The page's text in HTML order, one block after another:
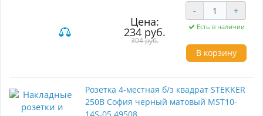
Благодаря стильному черному матовому
цвету, она гармонично впишется в любые
помещения, добавляя им элегантности.
Модель оснащена тремя розетками, что
позволяет удобно подключать несколько
устройств одновременно, что особенно
полезно в гостиной, офисе или на кухне.
надежность и долговечность в эксплуатации, а
отсутствие заземления делает ее
универсальной для использования в
различных условиях. Выберите розетку
STEKKER София для комфортного и
Цена:
234 руб.
304 руб.
- +
Есть в наличии
В корзину
Розетка 4-местная б/з квадрат STEKKER
250В София черный матовый MST10-